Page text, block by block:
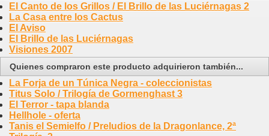
El Canto de los Grillos / El Brillo de las Luciérnagas 2
La Casa entre los Cactus
El Aviso
El Brillo de las Luciérnagas
Visiones 2007
Quienes compraron este producto adquirieron también...
La Forja de un Túnica Negra - coleccionistas
Titus Solo / Trilogía de Gormenghast 3
El Terror - tapa blanda
Hellhole - oferta
Tanis el Semielfo / Preludios de la Dragonlance, 2ª